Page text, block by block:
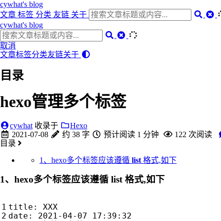
cywhat's blog
文章 标签 分类 友链 关于
cywhat's blog
取消
文章标签分类友链关于
目录
hexo管理多个标签
cywhat 收录于
Hexo
2021-07-08
约 38 字 预计阅读 1 分钟 122 次阅读
目录
1、hexo多个标签应该遵循 list 格式,如下
1、hexo多个标签应该遵循 list 格式,如下
title: XXX
date: 2021-04-07 17:39:32